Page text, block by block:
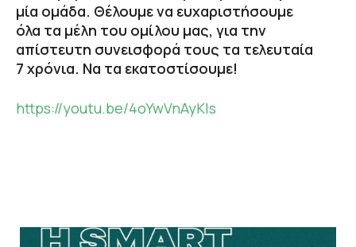
μία ομάδα. Θέλουμε να ευχαριστήσουμε
όλα τα μέλη του ομίλου μας, για την
απίστευτη συνεισφορά τους τα τελευταία
7 χρόνια. Να τα εκατοστίσουμε!
https://youtu.be/4oYwVnAyKIs